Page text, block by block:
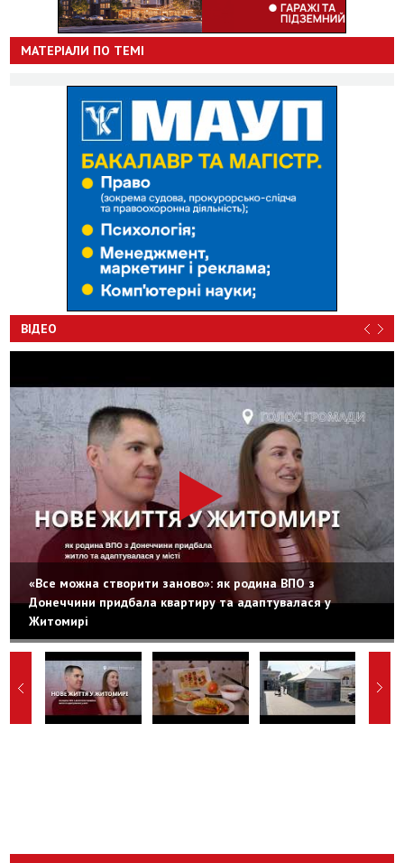
МАТЕРІАЛИ ПО ТЕМІ
ВІДЕО
«Все можна створити заново»: як родина ВПО з
Донеччини придбала квартиру та адаптувалася у
Житомирі